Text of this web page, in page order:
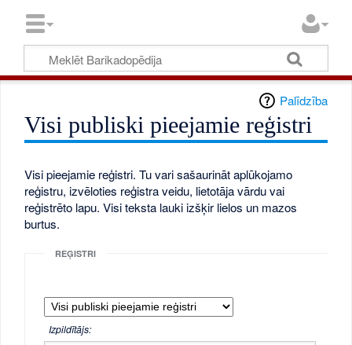
Palīdzība
Visi publiski pieejamie reģistri
Visi pieejamie reģistri. Tu vari sašaurināt aplūkojamo
reģistru, izvēloties reģistra veidu, lietotāja vārdu vai
reģistrēto lapu. Visi teksta lauki izšķir lielos un mazos
burtus.
REĢISTRI
Izpildītājs: